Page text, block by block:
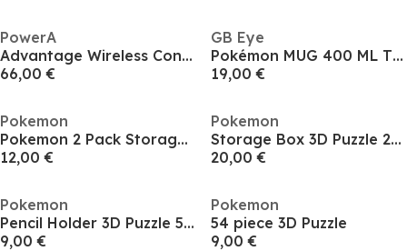
PowerA
Advantage Wireless Controller for Nintendo Switch 2 - Pokemon: Mega Evolutions
66,00 €
GB Eye
Pokémon MUG 400 ML TOGEPI
19,00 €
Pokemon
Pokemon 2 Pack Storage Box
12,00 €
Pokemon
Storage Box 3D Puzzle 216pc
20,00 €
Pokemon
Pencil Holder 3D Puzzle 54pc
9,00 €
Pokemon
54 piece 3D Puzzle
9,00 €